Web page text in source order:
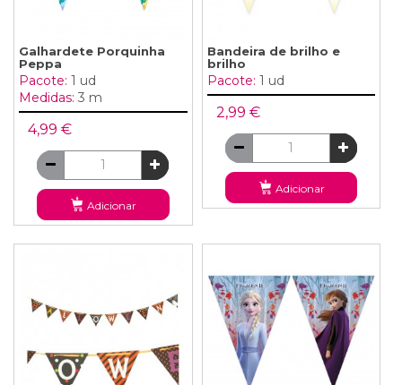
Galhardete Porquinha
Peppa
Pacote: 1 ud
Medidas: 3 m
4,99 €
Adicionar
Bandeira de brilho e
brilho
Pacote: 1 ud
2,99 €
Adicionar